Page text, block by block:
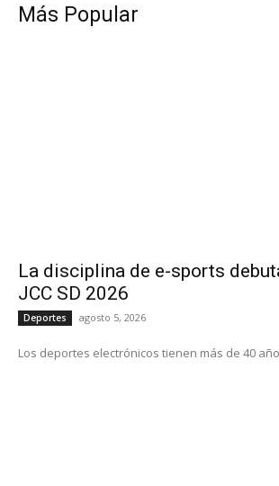
Más Popular
La disciplina de e-sports
JCC SD 2026
Deportes agosto 5, 2026
Los deportes electrónicos tienen más de 40